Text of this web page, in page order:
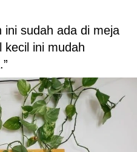
ini sudah ada di meja
kecil ini mudah